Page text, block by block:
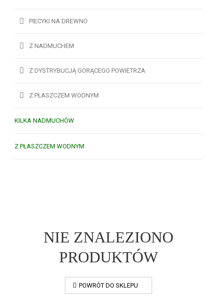
NIE ZNALEZIONO
PRODUKTÓW
POWRÓT DO SKLEPU
PIECYKI NA DREWNO
Z NADMUCHEM
Z DYSTRYBUCJĄ GORĄCEGO POWIETRZA
Z PŁASZCZEM WODNYM
KILKA NADMUCHÓW
Z PŁASZCZEM WODNYM